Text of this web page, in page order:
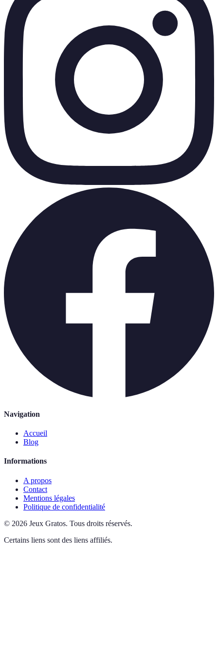
Navigation
Accueil
Blog
Informations
A propos
Contact
Mentions légales
Politique de confidentialité
© 2026 Jeux Gratos. Tous droits réservés.
Certains liens sont des liens affiliés.